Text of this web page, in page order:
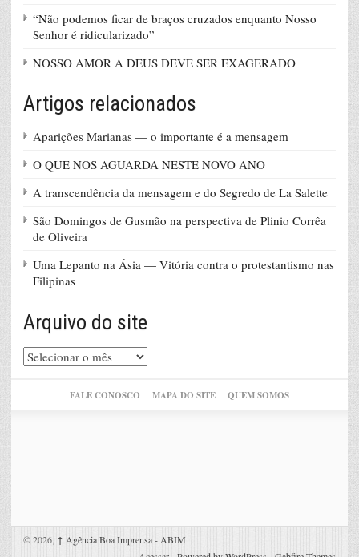
“Não podemos ficar de braços cruzados enquanto Nosso
Senhor é ridicularizado”
NOSSO AMOR A DEUS DEVE SER EXAGERADO
Artigos relacionados
Aparições Marianas — o importante é a mensagem
O QUE NOS AGUARDA NESTE NOVO ANO
A transcendência da mensagem e do Segredo de La Salette
São Domingos de Gusmão na perspectiva de Plinio Corrêa
de Oliveira
Uma Lepanto na Ásia — Vitória contra o protestantismo nas
Filipinas
Arquivo do site
Arquivo
do
FALE CONOSCO MAPA DO SITE QUEM SOMOS
© 2026, ↑ Agência Boa Imprensa - ABIM